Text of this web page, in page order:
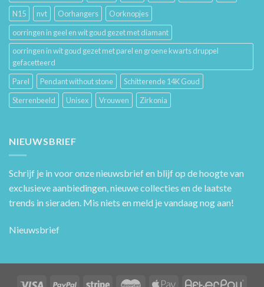
N15
nvt Oorhangers
Oorknopjes
oorringen in geel en wit goud gezet met diamant
oorringen in wit goud gezet met parel en groene kwarts druppel
gefacetteerd
Parel
Pendant without stone
Schitterende 14K Goud
Sterrenbeeld
Unisex Vrouwen Zirkonia
NIEUWSBRIEF
Schrijf je in voor onze nieuwsbrief en blijf op de hoogte van
exclusieve aanbiedingen, nieuwe collecties en de laatste
trends in sieraden. Mis niets en meld je vandaag nog aan!
Nieuwsbrief